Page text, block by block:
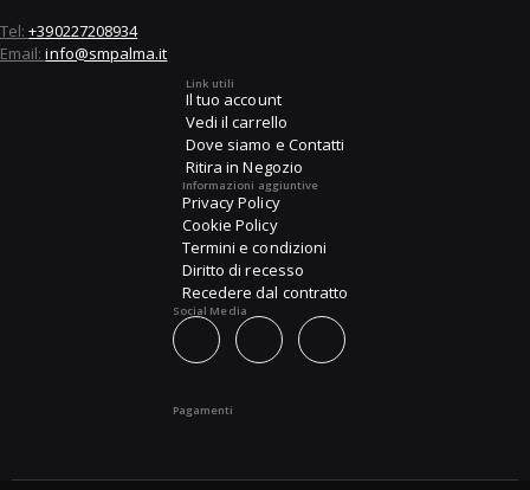
Tel:+390227208934
Email:info@smpalma.it
Link utili
Il tuo account
Vedi il carrello
Dove siamo e Contatti
Ritira in Negozio
Informazioni aggiuntive
Privacy Policy
Cookie Policy
Termini e condizioni
Diritto di recesso
Recedere dal contratto
Social Media
Pagamenti